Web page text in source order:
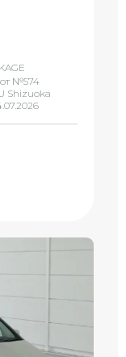
№574
Shizuoka